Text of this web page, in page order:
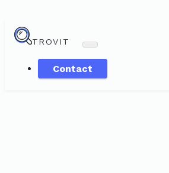
TROVIT
Contact